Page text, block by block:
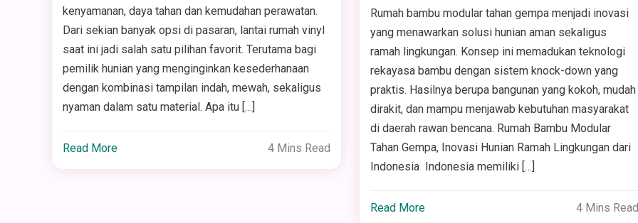
kenyamanan, daya tahan dan kemudahan perawatan.
Dari sekian banyak opsi di pasaran, lantai rumah vinyl
saat ini jadi salah satu pilihan favorit. Terutama bagi
pemilik hunian yang menginginkan kesederhanaan
dengan kombinasi tampilan indah, mewah, sekaligus
nyaman dalam satu material. Apa itu […]
Read More 4 Mins Read
Rumah bambu modular tahan gempa menjadi inovasi
yang menawarkan solusi hunian aman sekaligus
ramah lingkungan. Konsep ini memadukan teknologi
rekayasa bambu dengan sistem knock-down yang
praktis. Hasilnya berupa bangunan yang kokoh, mudah
dirakit, dan mampu menjawab kebutuhan masyarakat
di daerah rawan bencana. Rumah Bambu Modular
Tahan Gempa, Inovasi Hunian Ramah Lingkungan dari
Indonesia Indonesia memiliki […]
Read More 4 Mins Read